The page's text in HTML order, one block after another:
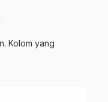
Kolom yang